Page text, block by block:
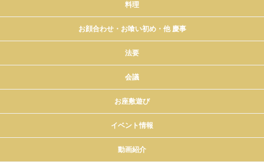
料理
お顔合わせ・お喰い初め・他 慶事
法要
会議
お座敷遊び
イベント情報
動画紹介